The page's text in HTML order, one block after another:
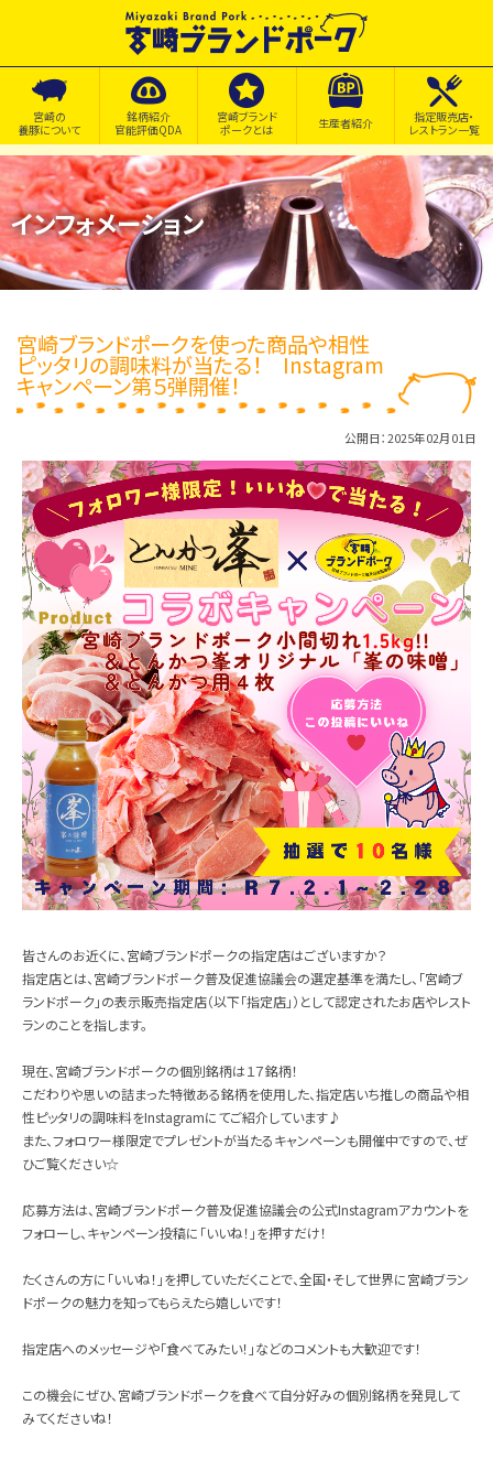
宮崎の
養豚について
銘柄紹介
官能評価QDA
宮崎ブランド
ポークとは
生産者紹介
指定販売店・
レストラン一覧
インフォメーション
宮崎ブランドポークを使った商品や相性
ピッタリの調味料が当たる！ Instagram
キャンペーン第５弾開催！
公開日：2025年02月01日
皆さんのお近くに、宮崎ブランドポークの指定店はございますか？
指定店とは、宮崎ブランドポーク普及促進協議会の選定基準を満たし、「宮崎ブ
ランドポーク」の表示販売指定店（以下「指定店」）として認定されたお店やレスト
ランのことを指します。
現在、宮崎ブランドポークの個別銘柄は１７銘柄！
こだわりや思いの詰まった特徴ある銘柄を使用した、指定店いち推しの商品や相
性ピッタリの調味料をInstagramにてご紹介しています♪
また、フォロワー様限定でプレゼントが当たるキャンペーンも開催中ですので、ぜ
ひご覧ください☆
応募方法は、宮崎ブランドポーク普及促進協議会の公式Instagramアカウントを
フォローし、キャンペーン投稿に「いいね！」を押すだけ！
たくさんの方に「いいね！」を押していただくことで、全国・そして世界に宮崎ブラン
ドポークの魅力を知ってもらえたら嬉しいです！
指定店へのメッセージや「食べてみたい！」などのコメントも大歓迎です！
この機会にぜひ、宮崎ブランドポークを食べて自分好みの個別銘柄を発見して
みてくださいね！